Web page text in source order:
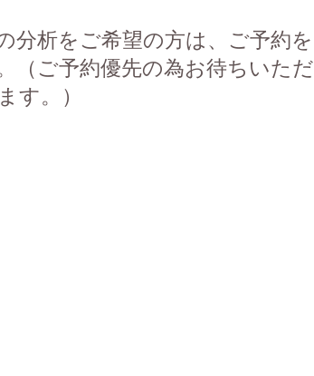
分析をご希望の方は、ご予約を
（ご予約優先の為お待ちいただ
す。）